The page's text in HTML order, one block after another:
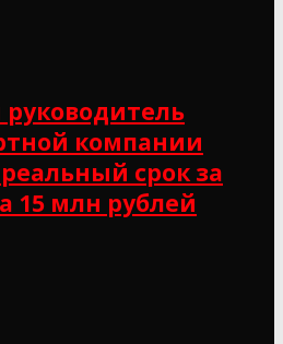
руководитель
компании
срок за
15 млн рублей